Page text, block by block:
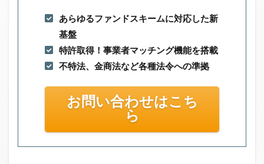
あらゆるファンドスキームに対応した新
基盤
特許取得！事業者マッチング機能を搭載
不特法、金商法など各種法令への準拠
お問い合わせはこち
ら